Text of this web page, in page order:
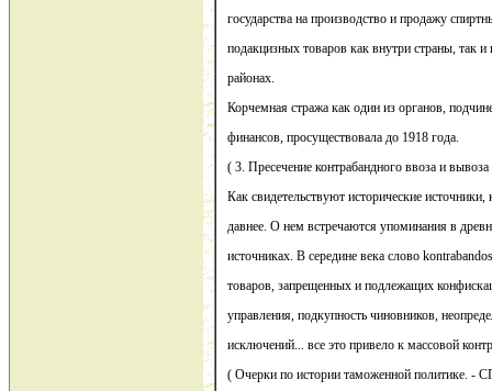
государства на производство и продажу
подакцизных товаров как внутри страны, так
районах.
Корчемная стража как один из органов,
финансов, просуществовала до 1918 года.
( 3. Пресечение контрабандного ввоза и вывоза
Как свидетельствуют исторические источники,
давнее. О нем встречаются упоминания в
источниках. В середине века слово
товаров, запрещенных и подлежащих
управления, подкупность чиновников,
исключений... все это привело к массовой
( Очерки по истории таможенной политике. -